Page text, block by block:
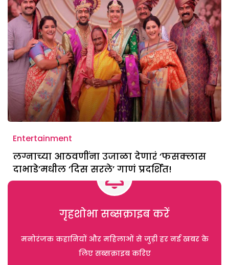
Entertainment
लग्नाच्या आठवणींना उजाळा देणारं ‘फसक्लास
दाभाडे’मधील ‘दिस सरले’ गाणं प्रदर्शित!
गृहशोभा सब्सक्राइब करें
मनोरंजक कहानियों और महिलाओं से जुड़ी हर नई खबर के
लिए सब्सक्राइब करिए